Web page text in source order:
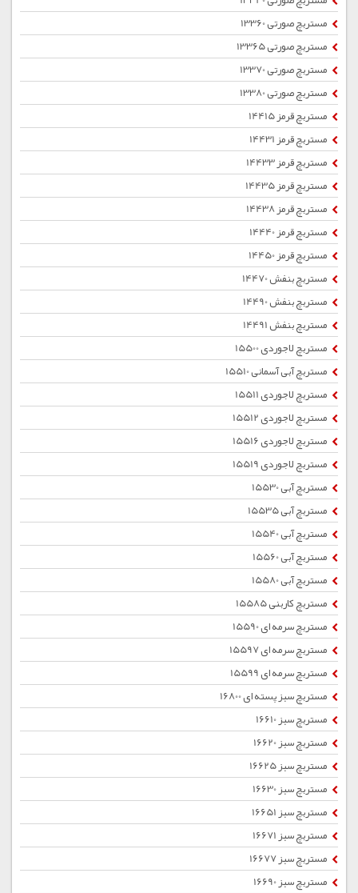
مستربچ صورتی 13360
مستربچ صورتی 13365
مستربچ صورتی 13370
مستربچ صورتی 13380
مستربچ قرمز 14415
مستربچ قرمز 14431
مستربچ قرمز 14433
مستربچ قرمز 14435
مستربچ قرمز 14438
مستربچ قرمز 14440
مستربچ قرمز 14450
مستربچ بنفش 14470
مستربچ بنفش 14490
مستربچ بنفش 14491
مستربچ لاجوردی 15500
مستربچ آبی آسمانی 15510
مستربچ لاجوردی 15511
مستربچ لاجوردی 15512
مستربچ لاجوردی 15516
مستربچ لاجوردی 15519
مستربچ آبی 15530
مستربچ آبی 15535
مستربچ آبی 15540
مستربچ آبی 15560
مستربچ آبی 15580
مستربچ کاربنی 15585
مستربچ سرمه ای 15590
مستربچ سرمه ای 15597
مستربچ سرمه ای 15599
مستربچ سبز پسته ای 16800
مستربچ سبز 16610
مستربچ سبز 16620
مستربچ سبز 16625
مستربچ سبز 16630
مستربچ سبز 16651
مستربچ سبز 16671
مستربچ سبز 16677
مستربچ سبز 16690